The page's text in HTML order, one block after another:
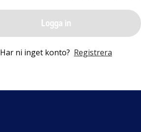
Logga in
Har ni inget konto? Registrera